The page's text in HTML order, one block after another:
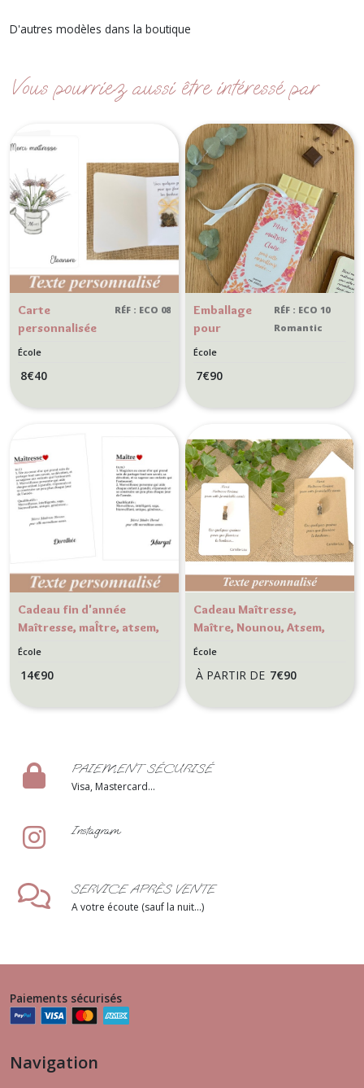
D'autres modèles dans la boutique
Vous pourriez aussi être intéressé par
Carte
personnalisée
avec graines a
de fin d'année
Avs, Nounou
RÉF : ECO 08
École
8€40
Emballage
pour
tablette de
Cadeau fin
RÉF : ECO 10
Romantic
École
7€90
Cadeau fin d'année
Maîtresse, maÎtre, atsem,
ans, nounou... Affiche
Définition Dictionnaire
École
14€90
Cadeau Maîtresse,
Maître, Nounou, Atsem,
Avs - Carte
graines de fleurs
École
À PARTIR DE 7€90
PAIEMENT SÉCURISÉ
Visa, Mastercard...
Instagram
SERVICE APRÈS VENTE
A votre écoute (sauf la nuit...)
Paiements sécurisés
Navigation